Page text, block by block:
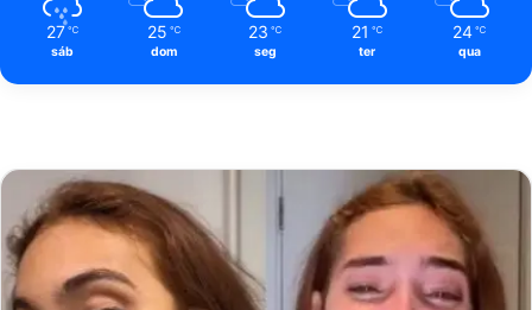
27 ℃
sáb
25 ℃
dom
23 ℃
seg
21 ℃
ter
24 ℃
qua